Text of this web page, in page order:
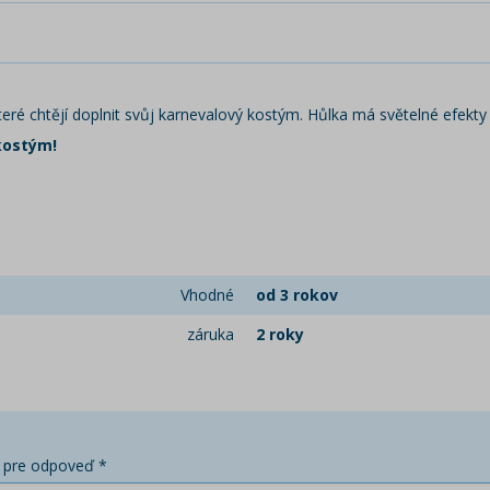
chtějí doplnit svůj karnevalový kostým. Hůlka má světelné
Vhodné
od 3 rokov
záruka
2 roky
pre odpoveď *